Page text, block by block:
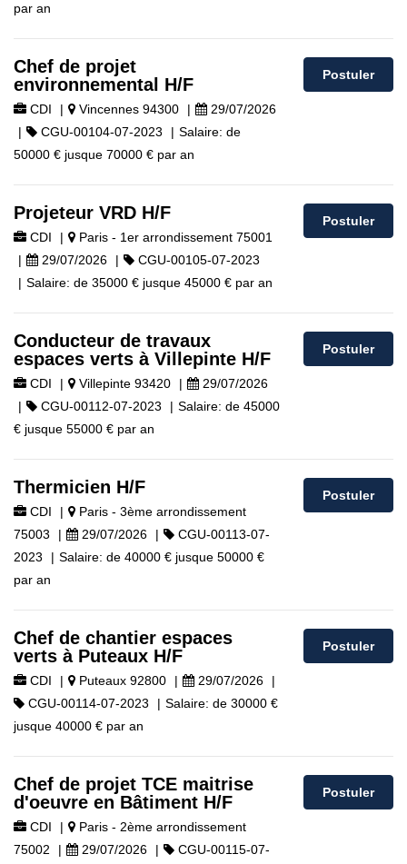
par an
Chef de projet
environnemental H/F
CDI | Vincennes 94300 |
29/07/2026
|
CGU-00104-07-2023 | Salaire: de
50000 € jusque 70000 € par an
Postuler
Projeteur VRD H/F
CDI |
Paris - 1er arrondissement 75001
|
29/07/2026 |
CGU-00105-07-2023
| Salaire: de 35000 € jusque 45000 € par an
Postuler
Conducteur de travaux
espaces verts à Villepinte H/F
CDI | Villepinte 93420 |
29/07/2026
|
CGU-00112-07-2023 | Salaire: de 45000
€ jusque 55000 € par an
Postuler
Thermicien H/F
CDI |
Paris - 3ème arrondissement
75003
| 29/07/2026 |
CGU-00113-07-
2023
| Salaire: de 40000 € jusque 50000 €
par an
Postuler
Chef de chantier espaces
verts à Puteaux H/F
CDI | Puteaux 92800 | 29/07/2026
|
CGU-00114-07-2023
| Salaire: de 30000 €
jusque 40000 € par an
Postuler
Chef de projet TCE maitrise
d'oeuvre en Bâtiment H/F
CDI |
Paris - 2ème arrondissement
75002
| 29/07/2026 |
CGU-00115-07-
Postuler